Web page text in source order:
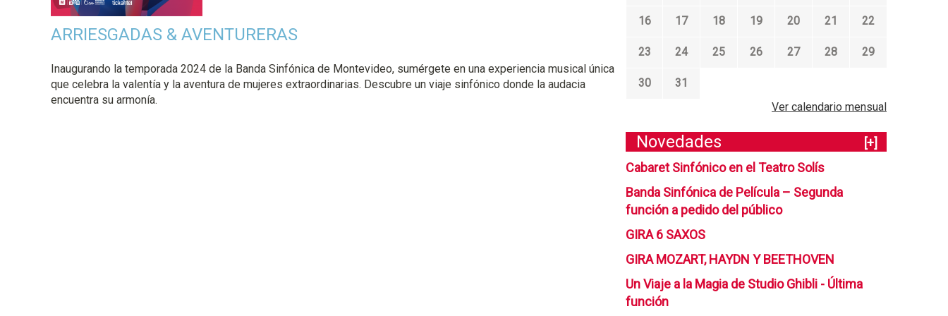
ARRIESGADAS & AVENTURERAS
Inaugurando la temporada 2024 de la Banda Sinfónica de Montevideo, sumérgete en una experiencia musical única
que celebra la valentía y la aventura de mujeres extraordinarias. Descubre un viaje sinfónico donde la audacia
encuentra su armonía.
16 17 18 19 20 21 22
23 24 25 26 27 28 29
30
31
Ver calendario mensual
Novedades
[+]
Cabaret Sinfónico en el Teatro Solís
Banda Sinfónica de Película – Segunda
función a pedido del público
GIRA 6 SAXOS
GIRA MOZART, HAYDN Y BEETHOVEN
Un Viaje a la Magia de Studio Ghibli - Última
función
a
l